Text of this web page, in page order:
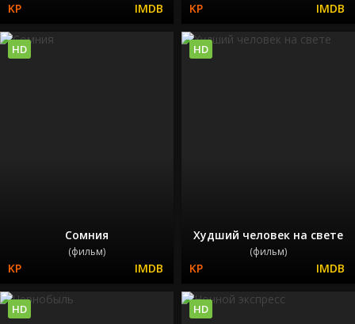
Сомния
(фильм)
HD
Худший человек на свете
(фильм)
HD
HD HD